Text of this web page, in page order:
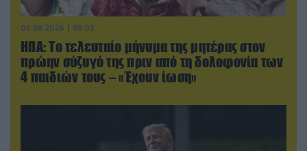
06.08.2026 | 09:02
ΗΠΑ: Το τελευταίο μήνυμα της μητέρας στον
πρώην σύζυγό της πριν από τη δολοφονία των
4 παιδιών τους – «Έχουν ίωση»